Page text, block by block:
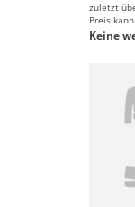
zuletzt
Preis
Keine